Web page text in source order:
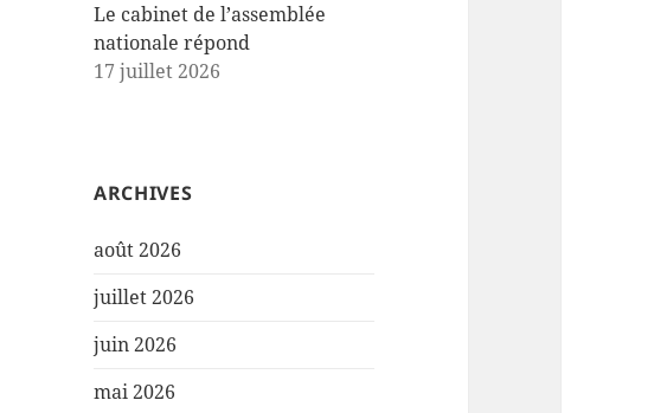
Le cabinet de l’assemblée
nationale répond
17 juillet 2026
ARCHIVES
août 2026
juillet 2026
juin 2026
mai 2026